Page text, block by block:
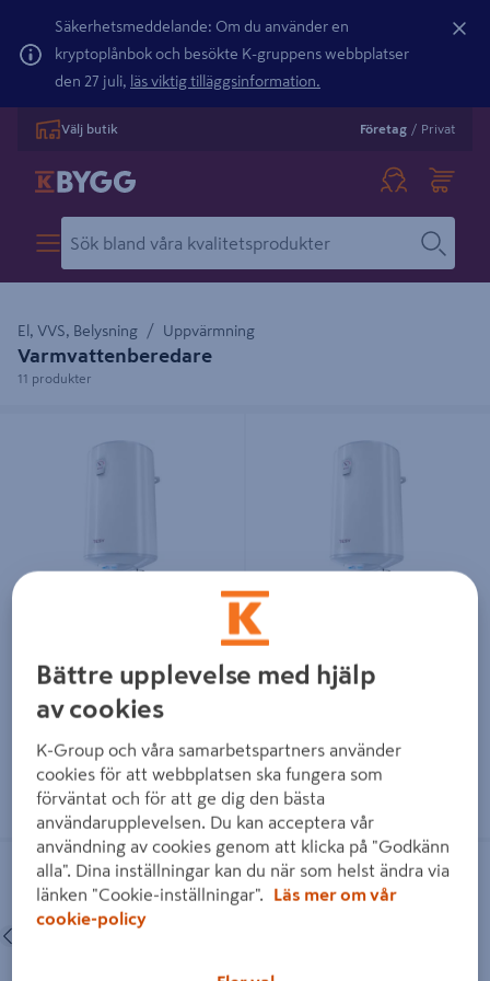
Säkerhetsmeddelande: Om du använder en
kryptoplånbok och besökte K-gruppens webbplatser
den 27 juli, läs viktig tilläggsinformation.
Välj butik Företag / Privat
El, VVS, Belysning Uppvärmning
Varmvattenberedare
11 produkter
Läs mer
2 799 kr / ST
Läs mer
VARMVATTENBEREDARE tesy
TESY 100L
Föregående
VARMVATTENB.15L TESY
UNDERMONT
Bättre upplevelse med hjälp
av cookies
K-Group och våra samarbetspartners använder
cookies för att webbplatsen ska fungera som
förväntat och för att ge dig den bästa
användarupplevelsen. Du kan acceptera vår
användning av cookies genom att klicka på "Godkänn
alla". Dina inställningar kan du när som helst ändra via
länken "Cookie-inställningar".
Läs mer om vår
cookie-policy